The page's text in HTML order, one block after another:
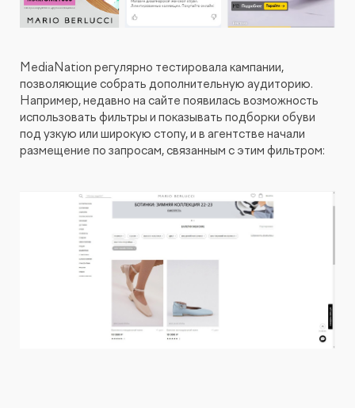
MediaNation регулярно тестировала кампании,
позволяющие собрать дополнительную аудиторию.
Например, недавно на сайте появилась возможность
использовать фильтры и показывать подборки обуви
под узкую или широкую стопу, и в агентстве начали
размещение по запросам, связанным с этим фильтром: